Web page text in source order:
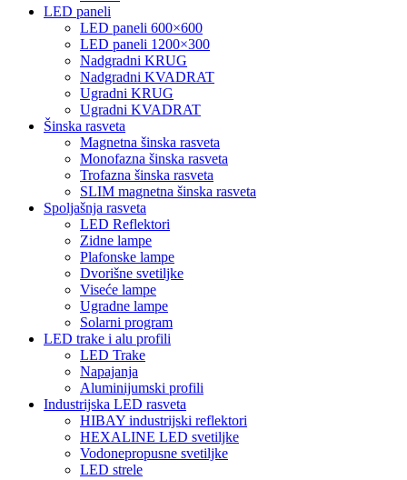
LED paneli
LED paneli 600×600
LED paneli 1200×300
Nadgradni KRUG
Nadgradni KVADRAT
Ugradni KRUG
Ugradni KVADRAT
Šinska rasveta
Magnetna šinska rasveta
Monofazna šinska rasveta
Trofazna šinska rasveta
SLIM magnetna šinska rasveta
Spoljašnja rasveta
LED Reflektori
Zidne lampe
Plafonske lampe
Dvorišne svetiljke
Viseće lampe
Ugradne lampe
Solarni program
LED trake i alu profili
LED Trake
Napajanja
Aluminijumski profili
Industrijska LED rasveta
HIBAY industrijski reflektori
HEXALINE LED svetiljke
Vodonepropusne svetiljke
LED strele